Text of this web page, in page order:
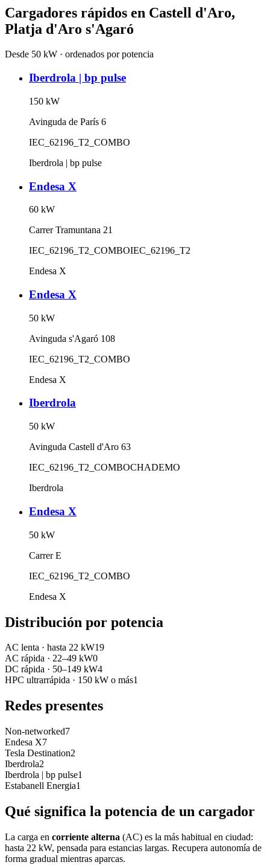
Cargadores rápidos en Castell d'Aro,
Platja d'Aro s'Agaró
Desde 50 kW · ordenados por potencia
Iberdrola | bp pulse
150 kW
Avinguda de París 6
IEC_62196_T2_COMBO
Iberdrola | bp pulse
Endesa X
60 kW
Carrer Tramuntana 21
IEC_62196_T2_COMBOIEC_62196_T2
Endesa X
Endesa X
50 kW
Avinguda s'Agaró 108
IEC_62196_T2_COMBO
Endesa X
Iberdrola
50 kW
Avinguda Castell d'Aro 63
IEC_62196_T2_COMBOCHADEMO
Iberdrola
Endesa X
50 kW
Carrer E
IEC_62196_T2_COMBO
Endesa X
Distribución por potencia
AC lenta · hasta 22 kW19
AC rápida · 22–49 kW0
DC rápida · 50–149 kW4
HPC ultrarrápida · 150 kW o más1
Redes presentes
Non-networked7
Endesa X7
Tesla Destination2
Iberdrola2
Iberdrola | bp pulse1
Estabanell Energia1
Qué significa la potencia de un cargador
La carga en corriente alterna (AC) es la más habitual en ciudad:
hasta 22 kW, pensada para estancias largas. Recupera autonomía de
forma gradual mientras aparcas.